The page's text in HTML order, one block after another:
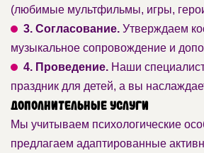
(любимые мультфильмы, игры,
3. Согласование. Утверждаем
музыкальное сопровождение и
4. Проведение. Наши
праздник для детей, а вы
Дополнительные услуги
Мы учитываем психологические
предлагаем адаптированные